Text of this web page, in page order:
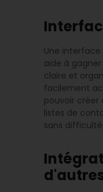
Une
aide à
claire et
facilement
pouvoir créer
listes de
sans difficulté.